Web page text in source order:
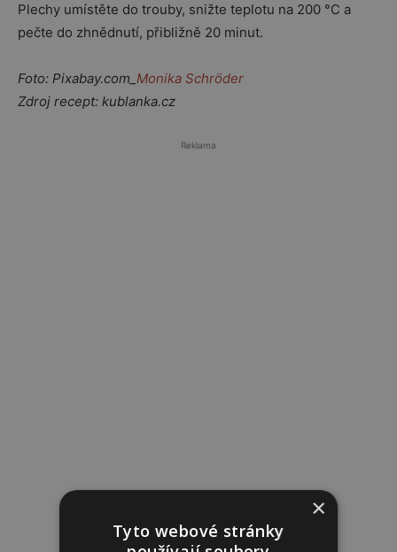
Plechy umístěte do trouby, snižte teplotu na 200 °C a
pečte do zhnědnutí, přibližně 20 minut.
Foto: Pixabay.com_ Monika Schröder
Zdroj recept: kublanka.cz
Reklama
×
Tyto webové stránky